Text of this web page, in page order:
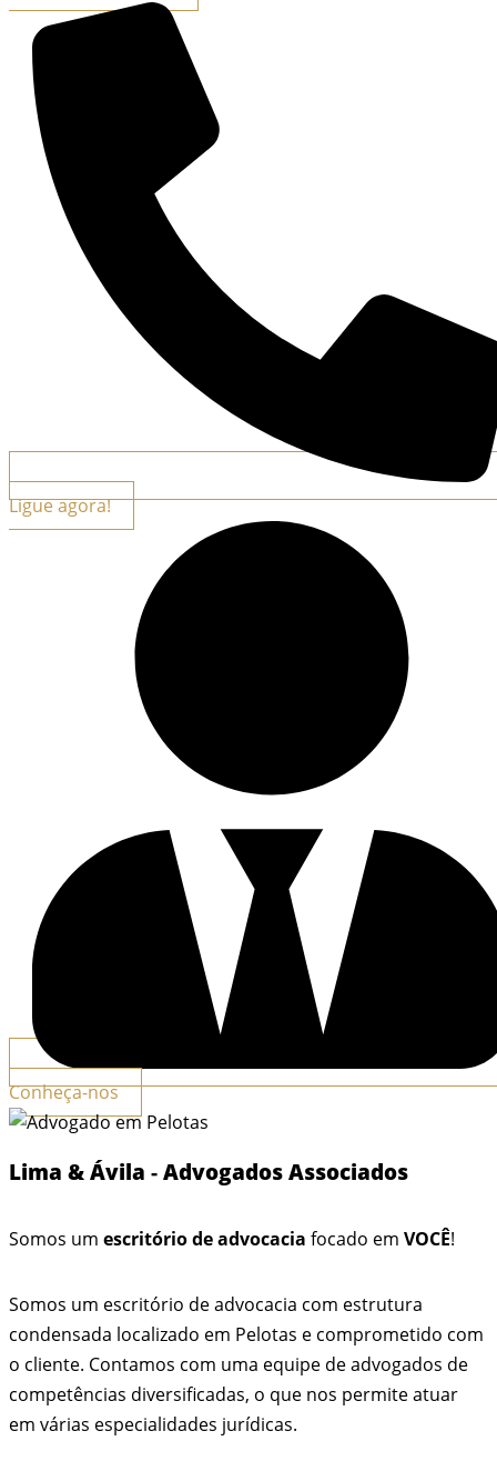
Ligue agora!
Conheça-nos
Lima & Ávila - Advogados Associados
Somos um escritório de advocacia focado em VOCÊ!
Somos um escritório de advocacia com estrutura
condensada localizado em Pelotas e comprometido com
o cliente. Contamos com uma equipe de advogados de
competências diversificadas, o que nos permite atuar
em várias especialidades jurídicas.